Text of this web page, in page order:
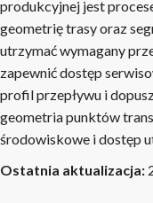
produkcyjnej jest
geometrię trasy oraz
utrzymać wymagany
zapewnić dostęp
profil przepływu i
geometria punktów
środowiskowe i dostęp
Ostatnia aktualizacja: